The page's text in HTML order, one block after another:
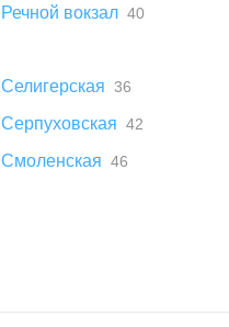
Речной вокзал 40
Селигерская 36
Серпуховская 42
Смоленская 46